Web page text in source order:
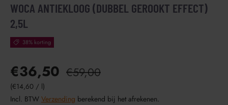
WOCA ANTIEKLOOG (DUBBEL GEROOKT EFFECT)
2,5L
38% korting
€36,50 €59,00
Eenheid prijs
€14,60 / l
Incl. BTW Verzending berekend bij het afrekenen.